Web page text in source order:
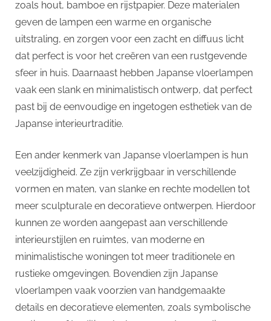
zoals hout, bamboe en rijstpapier. Deze materialen
geven de lampen een warme en organische
uitstraling, en zorgen voor een zacht en diffuus licht
dat perfect is voor het creëren van een rustgevende
sfeer in huis. Daarnaast hebben Japanse vloerlampen
vaak een slank en minimalistisch ontwerp, dat perfect
past bij de eenvoudige en ingetogen esthetiek van de
Japanse interieurtraditie.
Een ander kenmerk van Japanse vloerlampen is hun
veelzijdigheid. Ze zijn verkrijgbaar in verschillende
vormen en maten, van slanke en rechte modellen tot
meer sculpturale en decoratieve ontwerpen. Hierdoor
kunnen ze worden aangepast aan verschillende
interieurstijlen en ruimtes, van moderne en
minimalistische woningen tot meer traditionele en
rustieke omgevingen. Bovendien zijn Japanse
vloerlampen vaak voorzien van handgemaakte
details en decoratieve elementen, zoals symbolische